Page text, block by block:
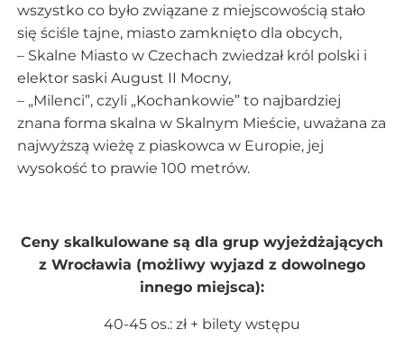
wszystko co było związane z miejscowością stało
się ściśle tajne, miasto zamknięto dla obcych,
– Skalne Miasto w Czechach zwiedzał król polski i
elektor saski August II Mocny,
– „Milenci”, czyli „Kochankowie” to najbardziej
znana forma skalna w Skalnym Mieście, uważana za
najwyższą wieżę z piaskowca w Europie, jej
wysokość to prawie 100 metrów.
Ceny skalkulowane są dla grup wyjeżdżających
z Wrocławia (możliwy wyjazd z dowolnego
innego miejsca):
40-45 os.: zł + bilety wstępu